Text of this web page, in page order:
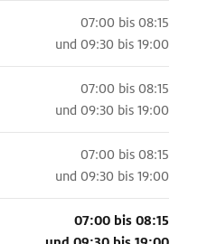
07:00 bis 08:15
und 09:30 bis 19:00
07:00 bis 08:15
und 09:30 bis 19:00
07:00 bis 08:15
und 09:30 bis 19:00
07:00 bis 08:15